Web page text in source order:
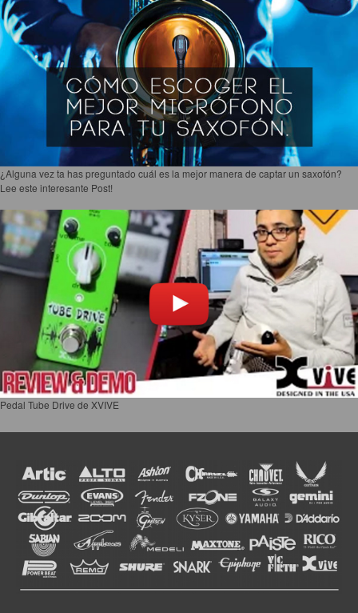
¿Alguna vez ta has preguntado cuál es la mejor manera de captar un saxofón?
Lee este interesante Post!
Pedal Tube Drive de XVIVE